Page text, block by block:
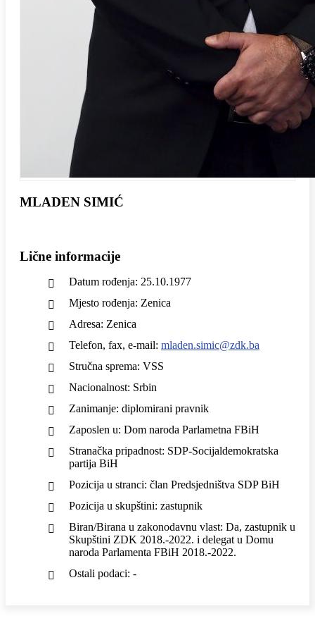
MLADEN SIMIĆ
Lične informacije
Datum rođenja: 25.10.1977
Mjesto rođenja: Zenica
Adresa: Zenica
Telefon, fax, e-mail: mladen.simic@zdk.ba
Stručna sprema: VSS
Nacionalnost: Srbin
Zanimanje: diplomirani pravnik
Zaposlen u: Dom naroda Parlametna FBiH
Stranačka pripadnost: SDP-Socijaldemokratska
partija BiH
Pozicija u stranci: član Predsjedništva SDP BiH
Pozicija u skupštini: zastupnik
Biran/Birana u zakonodavnu vlast: Da, zastupnik u
Skupštini ZDK 2018.-2022. i delegat u Domu
naroda Parlamenta FBiH 2018.-2022.
Ostali podaci: -